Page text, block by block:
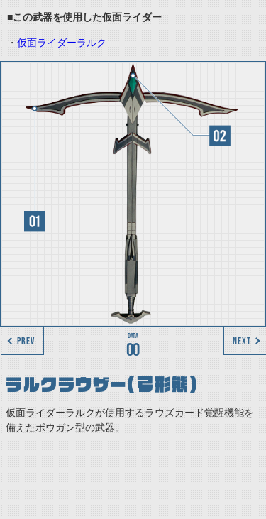
■この武器を使用した仮面ライダー
・ 仮面ライダーラルク
00
PREV NEXT
ラルクラウザー（弓形態）
仮面ライダーラルクが使用するラウズカード覚醒機能を
備えたボウガン型の武器。